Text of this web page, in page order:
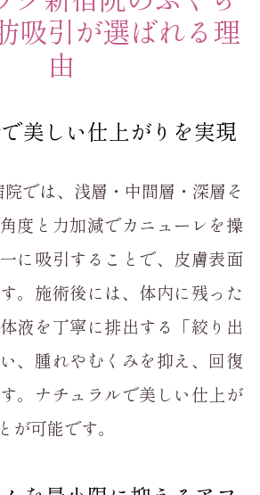
吸引が選ばれる理
由
美しい仕上がりを実現
では、浅層・中間層・深層そ
度と力加減でカニューレを操
に吸引することで、皮膚表面
。施術後には、体内に残った
液を丁寧に排出する「絞り出
、腫れやむくみを抑え、回復
。ナチュラルで美しい仕上が
が可能です。